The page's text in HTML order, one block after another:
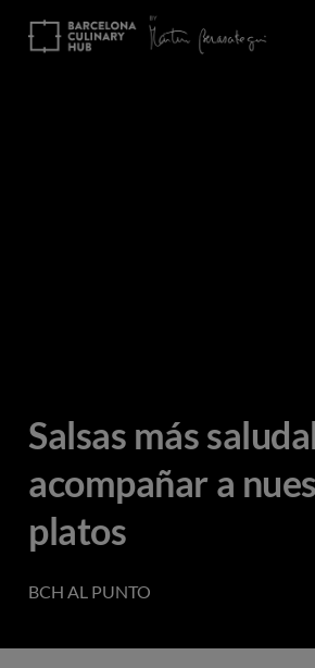
Salsas más
acompañar a
platos
BCH AL PUNTO